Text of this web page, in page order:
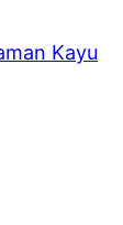
Kayu